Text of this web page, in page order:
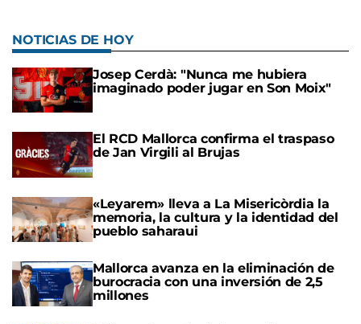
NOTICIAS DE HOY
Josep Cerdà: "Nunca me hubiera
imaginado poder jugar en Son Moix"
El RCD Mallorca confirma el traspaso
de Jan Virgili al Brujas
«Leyarem» lleva a La Misericòrdia la
memoria, la cultura y la identidad del
pueblo saharaui
Mallorca avanza en la eliminación de
burocracia con una inversión de 2,5
millones